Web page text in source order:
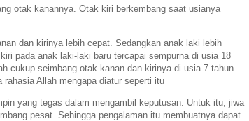
otak kanannya. Otak kiri berkembang saat usianya
dan kirinya lebih cepat. Sedangkan anak laki lebih
cukup seimbang otak kanan dan kirinya di usia 7 tahun.
Allah mengapa diatur seperti itu
yang tegas dalam mengambil keputusan. Untuk itu, jiwa
pesat. Sehingga pengalaman itu membuatnya dapat